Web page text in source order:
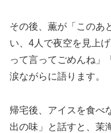
その後、薫が「このあ
い、4人で夜空を見上
って言ってごめんね」
涙ながらに語ります。
帰宅後、アイスを食べ
出の味」と話すと、茉